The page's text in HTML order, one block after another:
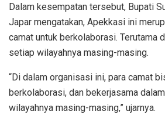
Dalam kesempatan tersebut, Bupati
Japar mengatakan, Apekkasi ini
camat untuk berkolaborasi. Terutama
setiap wilayahnya masing-masing.
“Di dalam organisasi ini, para camat
berkolaborasi, dan bekerjasama
wilayahnya masing-masing,” ujarnya.